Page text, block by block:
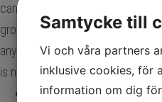
canopies. Bola Sphere is also
groupings that allow mixing of
any residential, contract or
is now available in larger
Mer fakta >
Samtycke till
Vi och våra partners
inklusive cookies, för
information om dig